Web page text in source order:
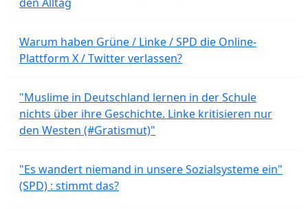
Warum haben Grüne / Linke / SPD die Online-
Plattform X / Twitter verlassen?
"Muslime in Deutschland lernen in der Schule
nichts über ihre Geschichte. Linke kritisieren nur
den Westen (#Gratismut)"
"Es wandert niemand in unsere Sozialsysteme ein"
(SPD) : stimmt das?